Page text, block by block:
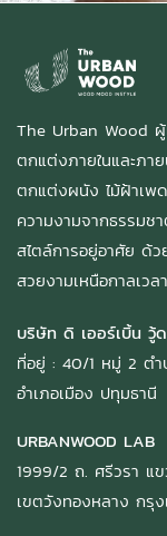
The Urban Wood
ตกแต่งภายในและภา
ตกแต่งผนัง ไม้ฝ้าเพ
ความงามจากธรรมช
สไตล์การอยู่อาศัย ด้
สวยงามเหนือกาลเวลา
บริษัท ดิ เออร์เบิ้น วู้
ที่อยู่ : 40/1 หมู่ 2 ตำ
อำเภอเมือง ปทุมธานี
URBANWOOD LAB
1999/2 ถ. ศรีวรา แ
เขตวังทองหลาง กรุ